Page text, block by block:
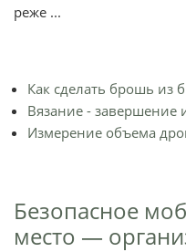
реже ...
Как сделать брошь из
Вязание - завершение
Измерение объема
Безопасное
место —